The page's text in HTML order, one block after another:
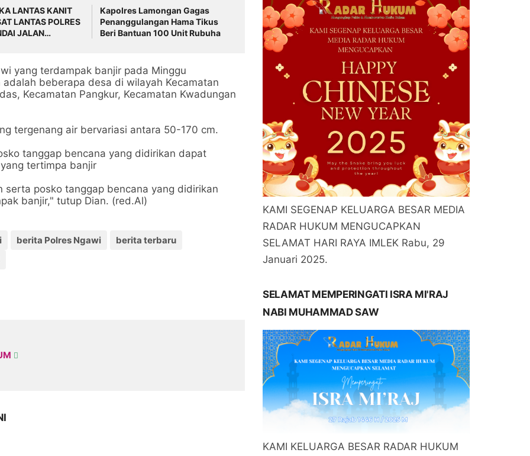
LANTAS KANIT
LANTAS POLRES
JALAN
Kapolres Lamongan Gagas
Penanggulangan Hama Tikus
Beri Bantuan 100 Unit Rubuha
yang terdampak banjir pada Minggu
beberapa desa di wilayah Kecamatan
Kecamatan Pangkur, Kecamatan Kwadungan
tergenang air bervariasi antara 50-170 cm.
tanggap bencana yang didirikan dapat
tertimpa banjir
posko tanggap bencana yang didirikan
banjir," tutup Dian. (red.Al)
berita Polres Ngawi
berita terbaru
KAMI SEGENAP KELUARGA BESAR MEDIA
RADAR HUKUM MENGUCAPKAN
SELAMAT HARI RAYA IMLEK Rabu, 29
Januari 2025.
SELAMAT MEMPERINGATI ISRA MI'RAJ
NABI MUHAMMAD SAW
KAMI KELUARGA BESAR RADAR HUKUM